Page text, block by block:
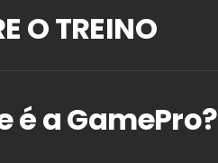
O TREINO
é a GamePro?